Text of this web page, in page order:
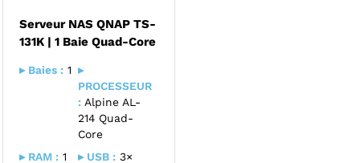
Serveur NAS QNAP TS-
131K | 1 Baie Quad-Core
▸ Baies : 1 ▸
PROCESSEUR
: Alpine AL-
214 Quad-
Core
▸ RAM : 1
▸ USB : 3×